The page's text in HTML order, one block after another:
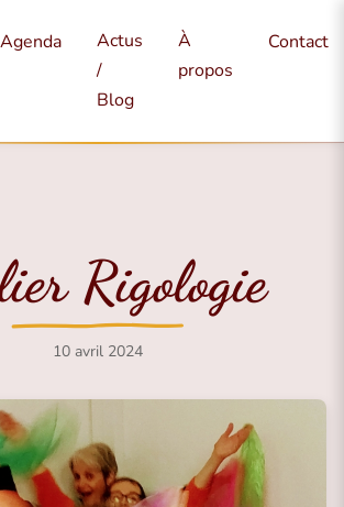
Agenda
Actus
/
Blog
À
propos
Contact
Rigologie
10 avril 2024